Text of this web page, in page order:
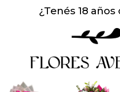
¿Tenés 18 años